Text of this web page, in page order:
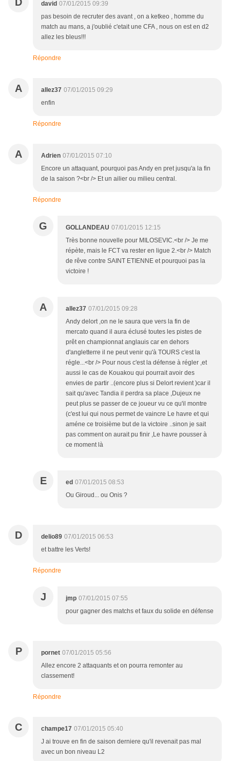
david 07/01/2015 09:39
pas besoin de recruter des avant , on a ketkeo , homme du
match au mans, a j'oublié c'etait une CFA , nous on est en d2
allez les bleus!!!
Répondre
A allez37 07/01/2015 09:29
enfin
Répondre
A Adrien 07/01/2015 07:10
Encore un attaquant, pourquoi pas Andy en pret jusqu'a la fin
de la saison ?<br /> Et un ailier ou milieu central.
Répondre
G GOLLANDEAU 07/01/2015 12:15
Très bonne nouvelle pour MILOSEVIC.<br /> Je me
répète, mais le FCT va rester en ligue 2.<br /> Match
de rêve contre SAINT ETIENNE et pourquoi pas la
victoire !
A allez37 07/01/2015 09:28
Andy delort ,on ne le saura que vers la fin de
mercato quand il aura éclusé toutes les pistes de
prêt en championnat anglauis car en dehors
d'angletterre il ne peut venir qu'à TOURS c'est la
régle...<br /> Pour nous c'est la défense à régler ,et
aussi le cas de Kouakou qui pourrait avoir des
envies de partir ..(encore plus si Delort revient )car il
sait qu'avec Tandia il perdra sa place ,Dujeux ne
peut plus se passer de ce joueur vu ce qu'il montre
(c'est lui qui nous permet de vaincre Le havre et qui
améne ce troisième but de la victoire ..sinon je sait
pas comment on aurait pu finir ,Le havre pousser à
ce moment là
E ed 07/01/2015 08:53
Ou Giroud... ou Onis ?
D delio89 07/01/2015 06:53
et battre les Verts!
Répondre
J jmp 07/01/2015 07:55
pour gagner des matchs et faux du solide en défense
P pornet 07/01/2015 05:56
Allez encore 2 attaquants et on pourra remonter au
classement!
Répondre
C champe17 07/01/2015 05:40
J ai trouve en fin de saison derniere qu'il revenait pas mal
avec un bon niveau L2